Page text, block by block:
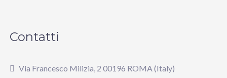
Contatti
Via Francesco Milizia, 2 00196 ROMA (Italy)